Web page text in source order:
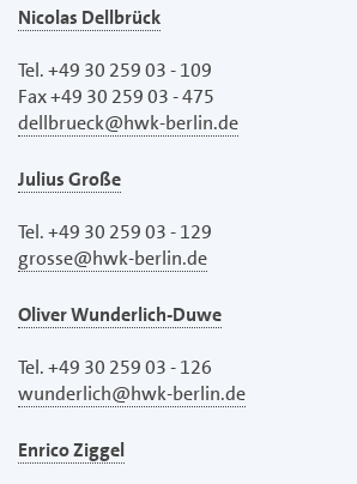
Nicolas Dellbrück
Tel. +49 30 259 03 - 109
Fax +49 30 259 03 - 475
dellbrueck@hwk-berlin.de
Julius Große
Tel. +49 30 259 03 - 129
grosse@hwk-berlin.de
Oliver Wunderlich-Duwe
Tel. +49 30 259 03 - 126
wunderlich@hwk-berlin.de
Enrico Ziggel